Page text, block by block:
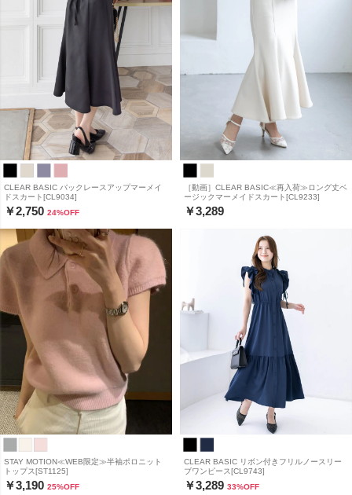
CLEAR BASIC バックレースアップマーメイ
ドスカート[CL9034]
￥2,750 24%OFF
［動画］CLEAR BASIC≪再入荷≫ロング丈ベ
ージックマーメイドスカート[CL9233]
￥3,289
STAY MOTION≪WEB限定≫半袖ポロニット
トップス[ST1125]
￥3,190 25%OFF
CLEAR BASIC リボン付きフリルノースリー
ブワンピース[CL9743]
￥3,289 33%OFF